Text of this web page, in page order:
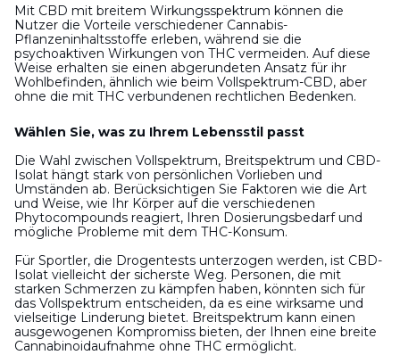
Mit CBD mit breitem Wirkungsspektrum können die
Nutzer die Vorteile verschiedener Cannabis-
Pflanzeninhaltsstoffe erleben, während sie die
psychoaktiven Wirkungen von THC vermeiden. Auf diese
Weise erhalten sie einen abgerundeten Ansatz für ihr
Wohlbefinden, ähnlich wie beim Vollspektrum-CBD, aber
ohne die mit THC verbundenen rechtlichen Bedenken.
Wählen Sie, was zu Ihrem Lebensstil passt
Die Wahl zwischen Vollspektrum, Breitspektrum und CBD-
Isolat hängt stark von persönlichen Vorlieben und
Umständen ab. Berücksichtigen Sie Faktoren wie die Art
und Weise, wie Ihr Körper auf die verschiedenen
Phytocompounds reagiert, Ihren Dosierungsbedarf und
mögliche Probleme mit dem THC-Konsum.
Für Sportler, die Drogentests unterzogen werden, ist CBD-
Isolat vielleicht der sicherste Weg. Personen, die mit
starken Schmerzen zu kämpfen haben, könnten sich für
das Vollspektrum entscheiden, da es eine wirksame und
vielseitige Linderung bietet. Breitspektrum kann einen
ausgewogenen Kompromiss bieten, der Ihnen eine breite
Cannabinoidaufnahme ohne THC ermöglicht.